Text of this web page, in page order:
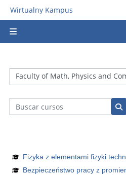
Salta al contenido principal
Wirtualny Kampus
Categorías
Buscar cursos
Fizyka z elementami fizyki
Bezpieczeństwo pracy z